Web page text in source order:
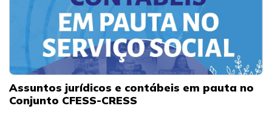
Assuntos jurídicos e contábeis em pauta no
Conjunto CFESS-CRESS